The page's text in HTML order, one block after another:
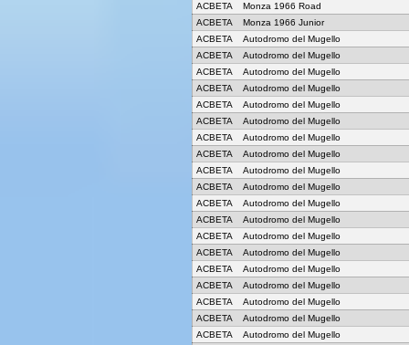
ACBETA
Monza 1966 Road
ACBETA
Monza 1966 Junior
ACBETA
Autodromo del Mugello
ACBETA
Autodromo del Mugello
ACBETA
Autodromo del Mugello
ACBETA
Autodromo del Mugello
ACBETA
Autodromo del Mugello
ACBETA
Autodromo del Mugello
ACBETA
Autodromo del Mugello
ACBETA
Autodromo del Mugello
ACBETA
Autodromo del Mugello
ACBETA
Autodromo del Mugello
ACBETA
Autodromo del Mugello
ACBETA
Autodromo del Mugello
ACBETA
Autodromo del Mugello
ACBETA
Autodromo del Mugello
ACBETA
Autodromo del Mugello
ACBETA
Autodromo del Mugello
ACBETA
Autodromo del Mugello
ACBETA
Autodromo del Mugello
ACBETA
Autodromo del Mugello